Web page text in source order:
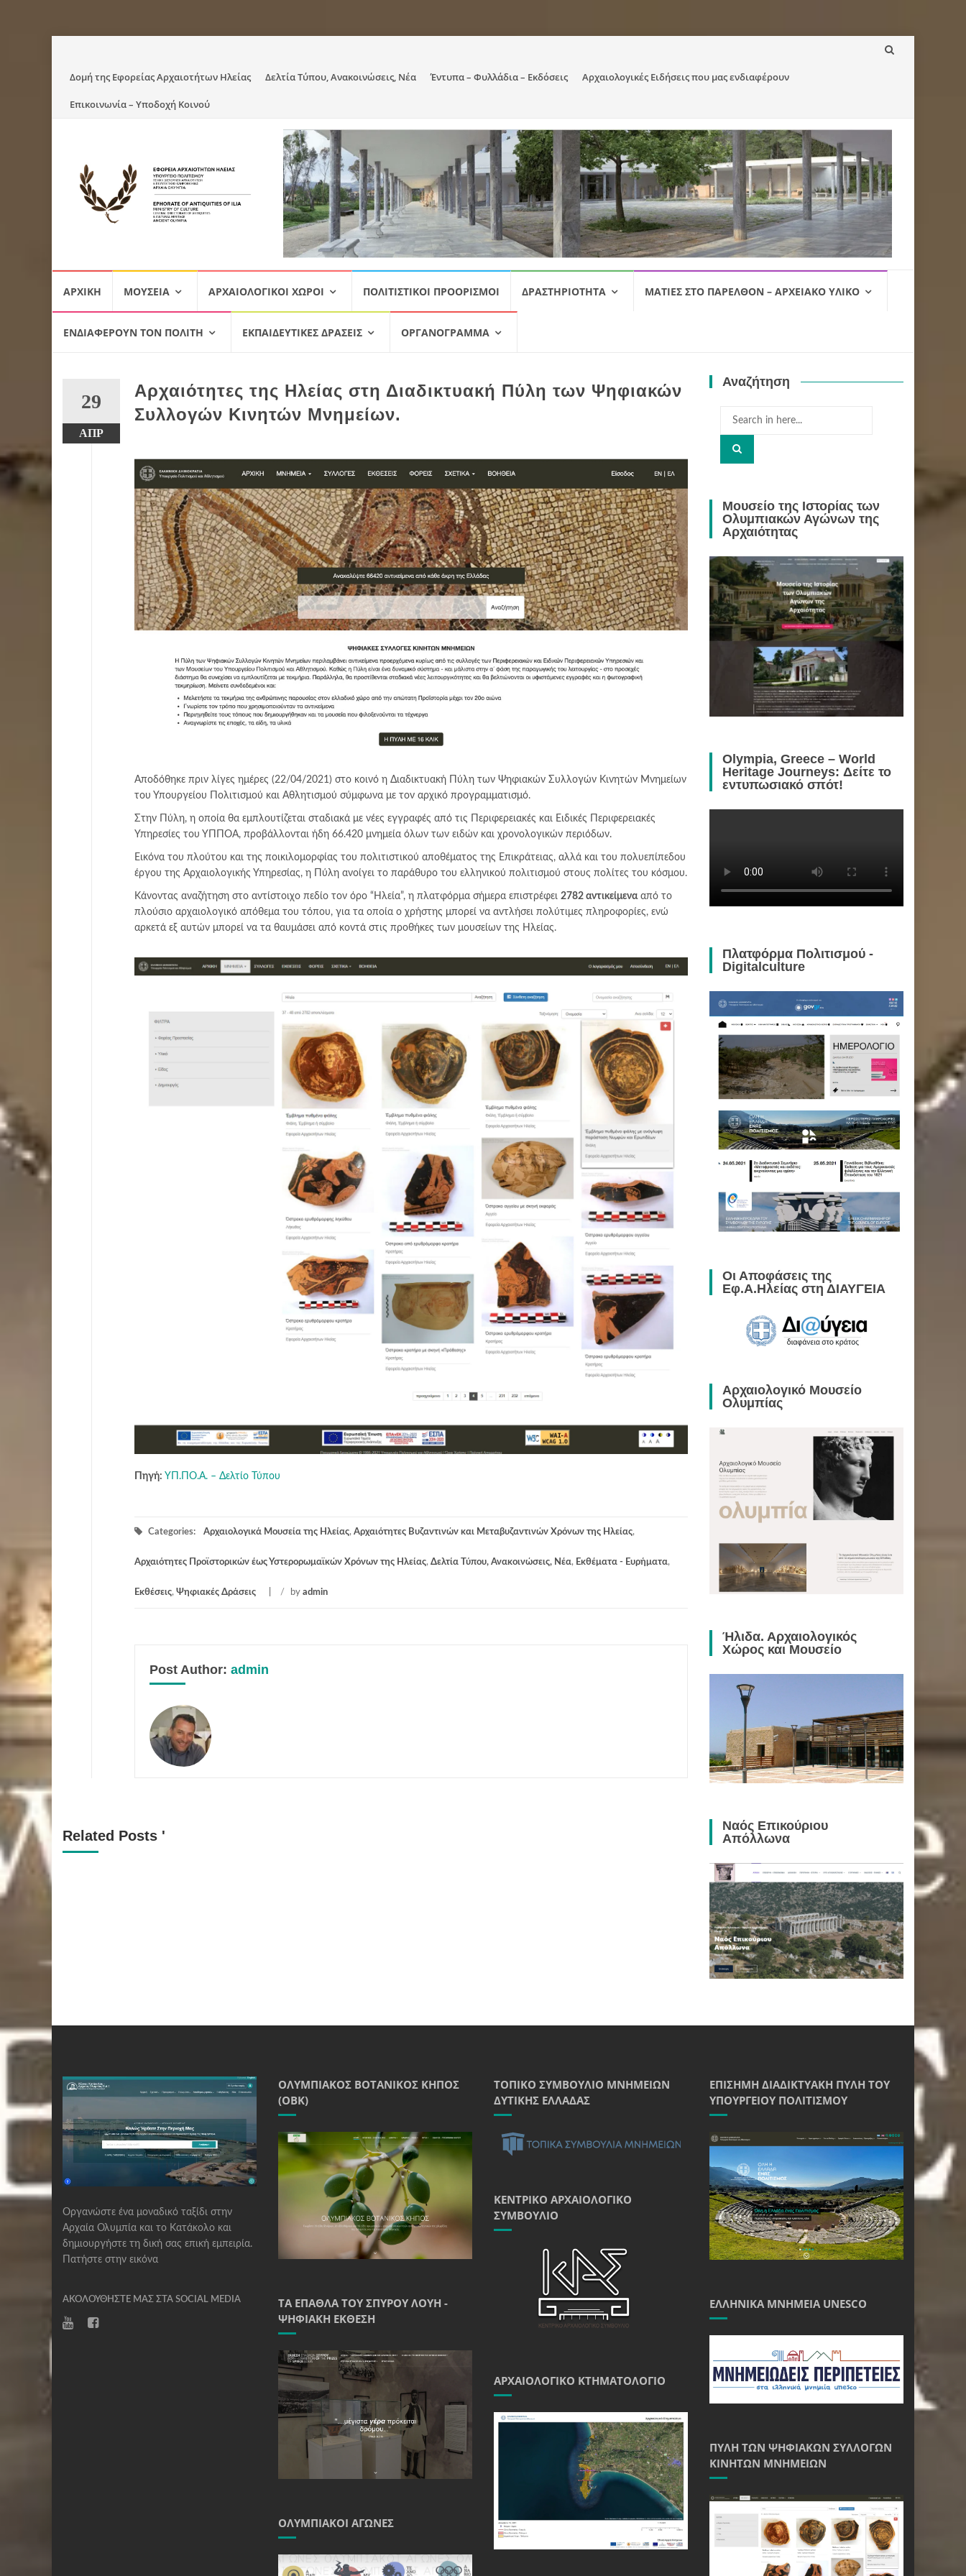
Skip
to
Δομή της Εφορείας Αρχαιοτήτων Ηλείας Δελτία Τύπου, Ανακοινώσεις, Νέα Έντυπα – Φυλλάδια – Εκδόσεις Αρχαιολογικές Ειδήσεις που μας ενδιαφέρουν
Επικοινωνία – Υποδοχή Κοινού
content
ΑΡΧΙΚΉ ΜΟΥΣΕΊΑ ΑΡΧΑΙΟΛΟΓΙΚΟΊ ΧΏΡΟΙ ΠΟΛΙΤΙΣΤΙΚΟΊ ΠΡΟΟΡΙΣΜΟΊ ΔΡΑΣΤΗΡΙΌΤΗΤΑ ΜΑΤΙΈΣ ΣΤΟ ΠΑΡΕΛΘΌΝ – ΑΡΧΕΙΑΚΌ ΥΛΙΚΌ
ΕΝΔΙΑΦΈΡΟΥΝ ΤΟΝ ΠΟΛΊΤΗ ΕΚΠΑΙΔΕΥΤΙΚΈΣ ΔΡΆΣΕΙΣ ΟΡΓΑΝΌΓΡΑΜΜΑ
29
ΑΠΡ
Αρχαιότητες της Ηλείας στη Διαδικτυακή Πύλη των Ψηφιακών
Συλλογών Κινητών Μνημείων.
​Αποδόθηκε πριν λίγες ημέρες (22/04/2021) στο κοινό η Διαδικτυακή Πύλη των Ψηφιακών Συλλογών Κινητών Μνημείων
του Υπουργείου Πολιτισμού και Αθλητισμού σύμφωνα με τον αρχικό προγραμματισμό.
Στην Πύλη, η οποία θα εμπλουτίζεται σταδιακά με νέες εγγραφές από τις Περιφερειακές και Ειδικές Περιφερειακές
Υπηρεσίες του ΥΠΠΟΑ, προβάλλονται ήδη 66.420 μνημεία όλων των ειδών και χρονολογικών περιόδων.
Εικόνα του πλούτου και της ποικιλομορφίας του πολιτιστικού αποθέματος της Επικράτειας, αλλά και του πολυεπίπεδου
έργου της Αρχαιολογικής Υπηρεσίας, η Πύλη ανοίγει το παράθυρο του ελληνικού πολιτισμού στους πολίτες του κόσμου.
Κάνοντας αναζήτηση στο αντίστοιχο πεδίο τον όρο “Ηλεία”, η πλατφόρμα σήμερα επιστρέφει 2782 αντικείμενααπό το
πλούσιο αρχαιολογικό απόθεμα του τόπου, για τα οποία ο χρήστης μπορεί να αντλήσει πολύτιμες πληροφορίες, ενώ
αρκετά εξ αυτών μπορεί να τα θαυμάσει από κοντά στις προθήκες των μουσείων της Ηλείας.
Πηγή: ΥΠ.ΠΟ.Α. – Δελτίο Τύπου
Categories: Αρχαιολογικά Μουσεία της Ηλείας, Αρχαιότητες Βυζαντινών και Μεταβυζαντινών Χρόνων της Ηλείας,
Αρχαιότητες Προϊστορικών έως Υστερορωμαϊκών Χρόνων της Ηλείας, Δελτία Τύπου, Ανακοινώσεις, Νέα, Εκθέματα - Ευρήματα,
Εκθέσεις, Ψηφιακές Δράσεις / by admin
Post Author: admin
Related Posts '
Αναζήτηση
Search
Μουσείο της Ιστορίας των
Ολυμπιακών Αγώνων της
Αρχαιότητας
Olympia, Greece – World
Heritage Journeys: Δείτε το
εντυπωσιακό σπότ!
Πλατφόρμα Πολιτισμού -
Digitalculture
Οι Αποφάσεις της
Εφ.Α.Ηλείας στη ΔΙΑΥΓΕΙΑ
Αρχαιολογικό Μουσείο
Ολυμπίας
Ήλιδα. Αρχαιολογικός
Χώρος και Μουσείο
Ναός Επικούριου
Απόλλωνα
Οργανώστε ένα μοναδικό ταξίδι στην
Αρχαία Ολυμπία και το Κατάκολο και
δημιουργήστε τη δική σας επική εμπειρία.
Πατήστε στην εικόνα
ΑΚΟΛΟΥΘΉΣΤΕ ΜΑΣ ΣΤΑ SOCIAL MEDIA
ΟΛΥΜΠΙΑΚΌΣ ΒΟΤΑΝΙΚΌΣ ΚΉΠΟΣ
(ΟΒΚ)
ΤΑ ΈΠΑΘΛΑ ΤΟΥ ΣΠΎΡΟΥ ΛΟΎΗ -
ΨΗΦΙΑΚΉ ΈΚΘΕΣΗ
ΟΛΥΜΠΙΑΚΟΊ ΑΓΏΝΕΣ
ΤΟΠΙΚΌ ΣΥΜΒΟΎΛΙΟ ΜΝΗΜΕΊΩΝ
ΔΥΤΙΚΉΣ ΕΛΛΆΔΑΣ
ΚΕΝΤΡΙΚΌ ΑΡΧΑΙΟΛΟΓΙΚΌ
ΣΥΜΒΟΎΛΙΟ
ΑΡΧΑΙΟΛΟΓΙΚΌ ΚΤΗΜΑΤΟΛΌΓΙΟ
ΕΠΊΣΗΜΗ ΔΙΑΔΙΚΤΥΑΚΉ ΠΎΛΗ ΤΟΥ
ΥΠΟΥΡΓΕΊΟΥ ΠΟΛΙΤΙΣΜΟΎ
ΕΛΛΗΝΙΚΆ ΜΝΗΜΕΊΑ UNESCO
ΠΎΛΗ ΤΩΝ ΨΗΦΙΑΚΏΝ ΣΥΛΛΟΓΏΝ
ΚΙΝΗΤΏΝ ΜΝΗΜΕΊΩΝ